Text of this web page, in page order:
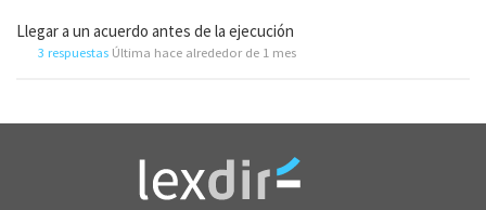
Llegar a un acuerdo antes de la ejecución
3 respuestas Última hace alrededor de 1 mes